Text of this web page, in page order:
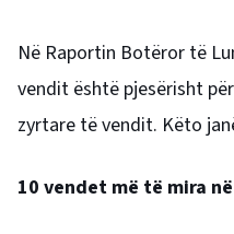
Në Raportin Botëror të
vendit është pjesërisht
zyrtare të vendit. Këto
10 vendet më të mira